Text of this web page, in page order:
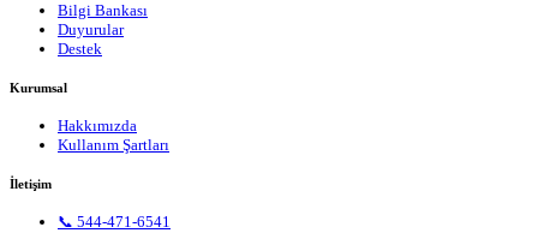
Bilgi Bankası
Duyurular
Destek
Kurumsal
Hakkımızda
Kullanım Şartları
İletişim
📞 544-471-6541